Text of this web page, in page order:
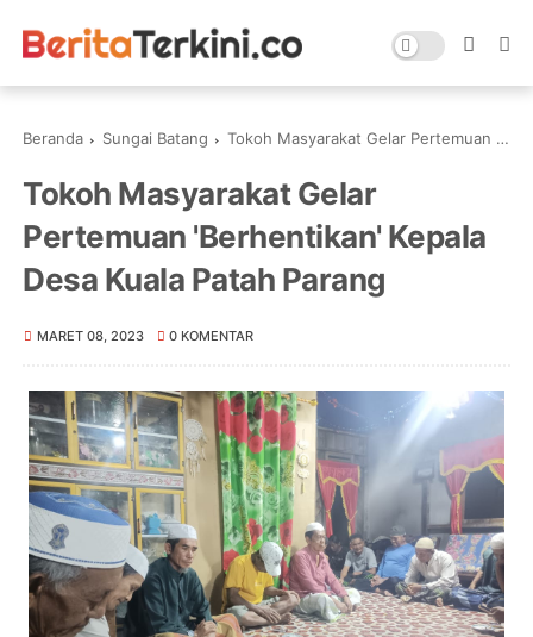
Beranda Sungai Batang Tokoh Masyarakat Gelar Pertemuan 'Berhentikan' Kepala Desa Kuala Patah Parang
Tokoh Masyarakat Gelar
Pertemuan 'Berhentikan' Kepala
Desa Kuala Patah Parang
MARET 08, 2023 0 KOMENTAR